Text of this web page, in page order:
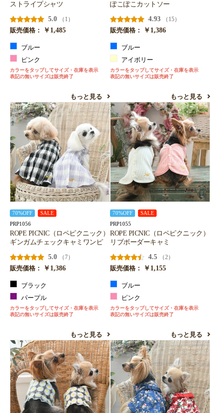
ストライプシャツ
5.0
（1）
販売価格：
￥1,485
ブルー
ピンク
カラーをタップしてサイズ・在庫を表示
表記の無いサイズは販売終了
もっと見る
ぽこぽこカットソー
4.93
（15）
販売価格：
￥1,386
ブルー
アイボリー
カラーをタップしてサイズ・在庫を表示
表記の無いサイズは販売終了
もっと見る
70%OFF SALE
PRP1056
ROPE PICNIC（ロペピクニック）
ギンガムチェックキャミワンピ
5.0
（7）
販売価格：
￥1,386
ブラック
パープル
カラーをタップしてサイズ・在庫を表示
表記の無いサイズは販売終了
もっと見る
70%OFF SALE
PRP1055
ROPE PICNIC（ロペピクニック）
リブボーダーキャミ
4.5
（2）
販売価格：
￥1,155
ブルー
ピンク
カラーをタップしてサイズ・在庫を表示
表記の無いサイズは販売終了
もっと見る